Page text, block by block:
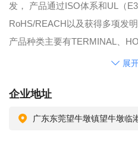
发， 产品通过ISO体系和UL（
RoHS/REACH以及获得多项发明
产品种类主要有TERMINAL、
HEADER（A.柔性电路板连接
端子连接器,H.线束及电缆等）广
数码产品、现代办公设备、通讯
展
企业地址